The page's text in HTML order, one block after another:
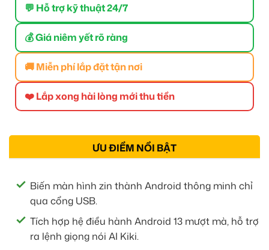
💬 Hỗ trợ kỹ thuật 24/7
💰 Giá niêm yết rõ ràng
🚚 Miễn phí lắp đặt tận nơi
❤️ Lắp xong hài lòng mới thu tiền
ƯU ĐIỂM NỔI BẬT
Biến màn hình zin thành Android thông minh chỉ
qua cổng USB.
Tích hợp hệ điều hành Android 13 mượt mà, hỗ trợ
ra lệnh giọng nói AI Kiki.